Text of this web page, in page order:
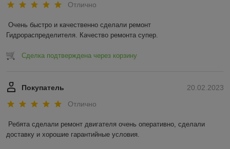
Отлично
Очень быстро и качественно сделали ремонт
Гидрораспределителя. Качество ремонта супер.
Сделка подтверждена через корзину
20.02.2023
Покупатель
Отлично
Ребята сделали ремонт двигателя очень оперативно, сделали
доставку и хорошие гарантийные условия.